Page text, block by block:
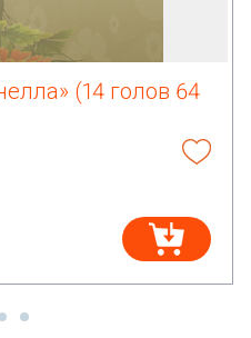
(14 голов 64